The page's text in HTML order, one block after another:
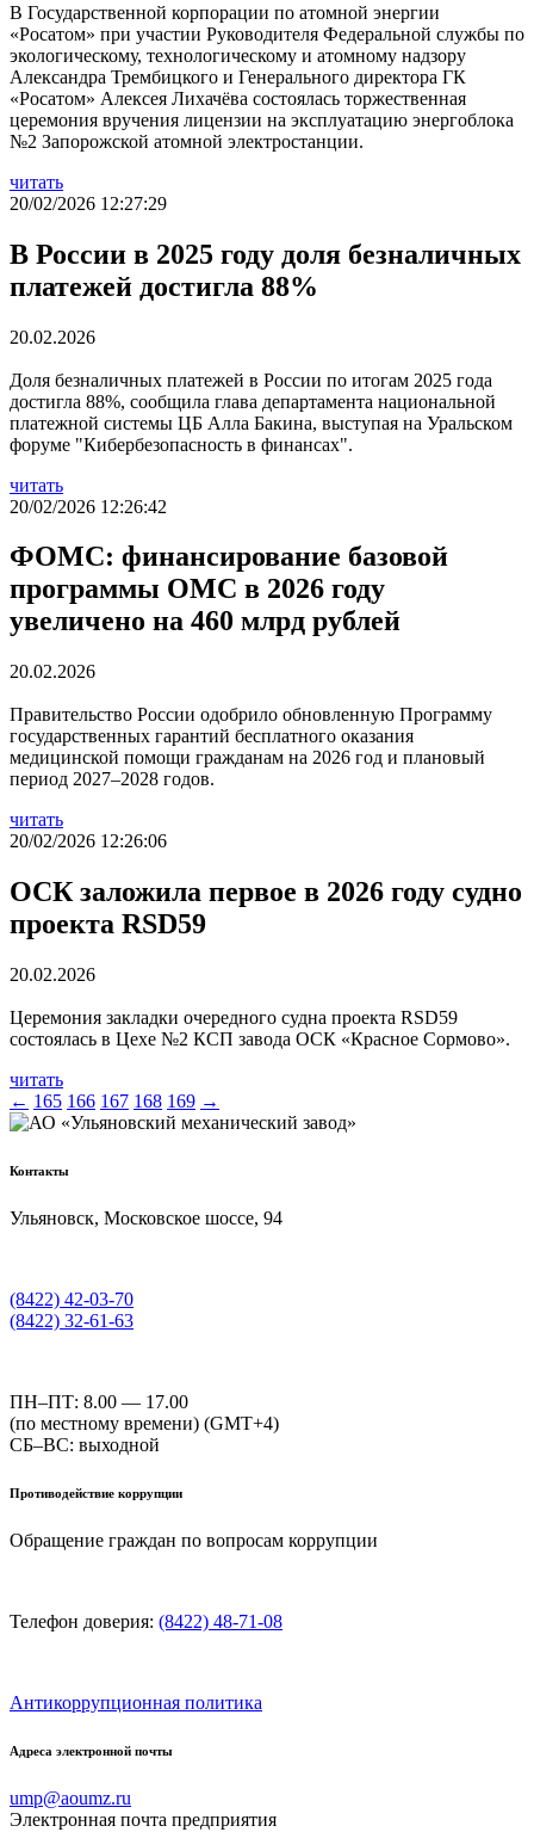
В Государственной корпорации по атомной энергии
«Росатом» при участии Руководителя Федеральной службы по
экологическому, технологическому и атомному надзору
Александра Трембицкого и Генерального директора ГК
«Росатом» Алексея Лихачёва состоялась торжественная
церемония вручения лицензии на эксплуатацию энергоблока
№2 Запорожской атомной электростанции.
читать
20/02/2026 12:27:29
В России в 2025 году доля безналичных
платежей достигла 88%
20.02.2026
Доля безналичных платежей в России по итогам 2025 года
достигла 88%, сообщила глава департамента национальной
платежной системы ЦБ Алла Бакина, выступая на Уральском
форуме "Кибербезопасность в финансах".
читать
20/02/2026 12:26:42
ФОМС: финансирование базовой
программы ОМС в 2026 году
увеличено на 460 млрд рублей
20.02.2026
Правительство России одобрило обновленную Программу
государственных гарантий бесплатного оказания
медицинской помощи гражданам на 2026 год и плановый
период 2027–2028 годов.
читать
20/02/2026 12:26:06
ОСК заложила первое в 2026 году судно
проекта RSD59
20.02.2026
Церемония закладки очередного судна проекта RSD59
состоялась в Цехе №2 КСП завода ОСК «Красное Сормово».
читать
← 165 166 167 168 169 →
Контакты
Ульяновск, Московское шоссе, 94
(8422) 42-03-70
(8422) 32-61-63
ПН–ПТ: 8.00 — 17.00
(по местному времени) (GMT+4)
СБ–ВС: выходной
Противодействие коррупции
Обращение граждан по вопросам коррупции
Телефон доверия: (8422) 48-71-08
Антикоррупционная политика
Адреса электронной почты
ump@aoumz.ru
Электронная почта предприятия